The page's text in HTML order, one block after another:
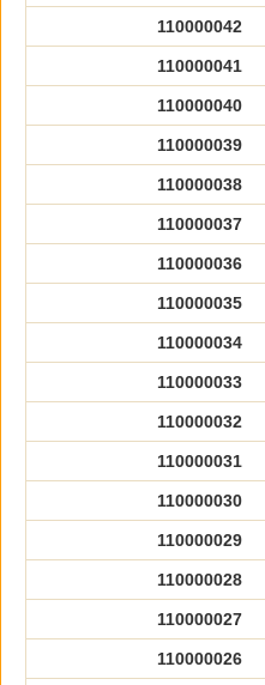
110000042
110000041
110000040
110000039
110000038
110000037
110000036
110000035
110000034
110000033
110000032
110000031
110000030
110000029
110000028
110000027
110000026